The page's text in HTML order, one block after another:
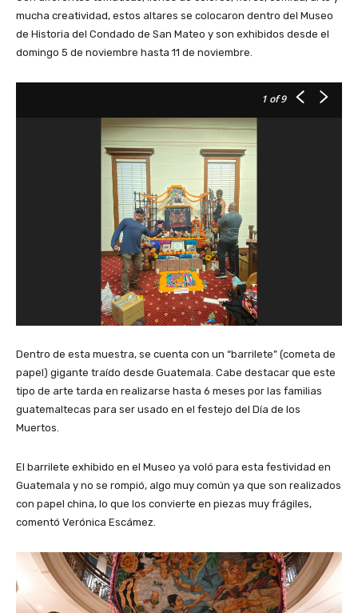
mucha creatividad, estos altares se colocaron dentro del Museo
de Historia del Condado de San Mateo y son exhibidos desde el
domingo 5 de noviembre hasta 11 de noviembre.
1 of 9
Dentro de esta muestra, se cuenta con un “barrilete” (cometa de
papel) gigante traído desde Guatemala. Cabe destacar que este
tipo de arte tarda en realizarse hasta 6 meses por las familias
guatemaltecas para ser usado en el festejo del Día de los
Muertos.
El barrilete exhibido en el Museo ya voló para esta festividad en
Guatemala y no se rompió, algo muy común ya que son realizados
con papel china, lo que los convierte en piezas muy frágiles,
comentó Verónica Escámez.